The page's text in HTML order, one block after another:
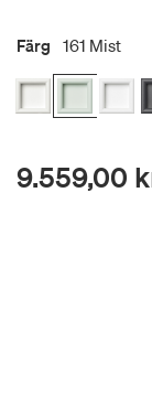
Färg 161 Mist
9.559,00